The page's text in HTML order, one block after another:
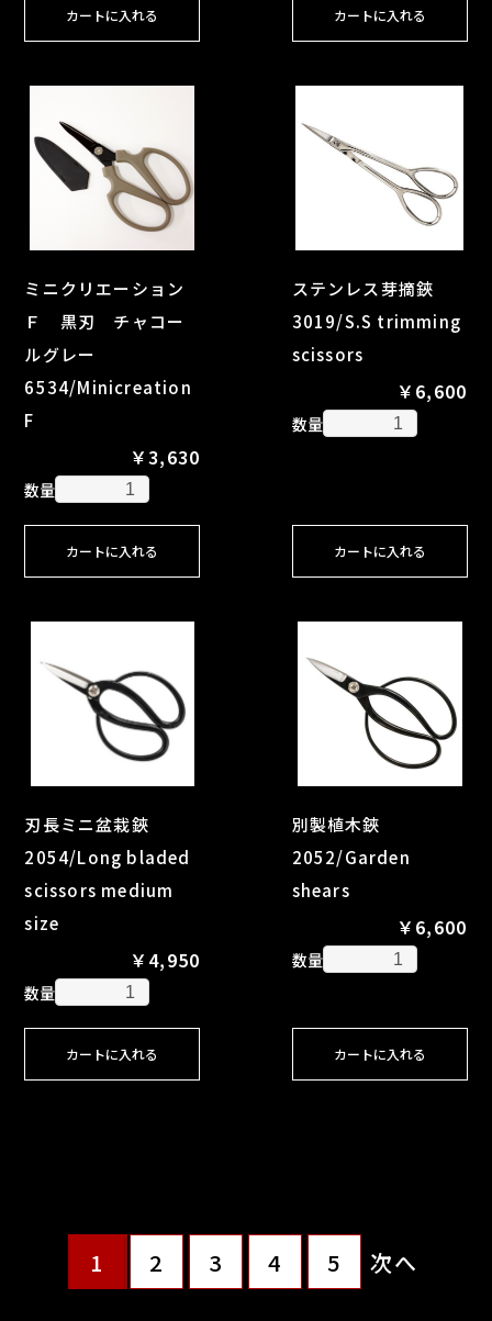
カートに入れる カートに入れる
ミニクリエーション
Ｆ 黒刃 チャコー
ルグレー
6534/Minicreation
F
￥3,630
数量
カートに入れる
ステンレス芽摘鋏
3019/S.S trimming
scissors
￥6,600
数量
カートに入れる
刃長ミニ盆栽鋏
2054/Long bladed
scissors medium
size
￥4,950
数量
カートに入れる
別製植木鋏
2052/Garden
shears
￥6,600
数量
カートに入れる
1 2 3 4 5 次へ